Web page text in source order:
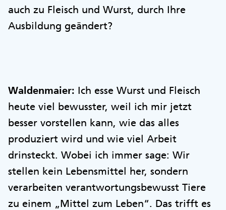
auch zu Fleisch und Wurst, durch Ihre
Ausbildung geändert?
Waldenmaier: Ich esse Wurst und Fleisch
heute viel bewusster, weil ich mir jetzt
besser vorstellen kann, wie das alles
produziert wird und wie viel Arbeit
drinsteckt. Wobei ich immer sage: Wir
stellen kein Lebensmittel her, sondern
verarbeiten verantwortungsbewusst Tiere
zu einem „Mittel zum Leben“. Das trifft es